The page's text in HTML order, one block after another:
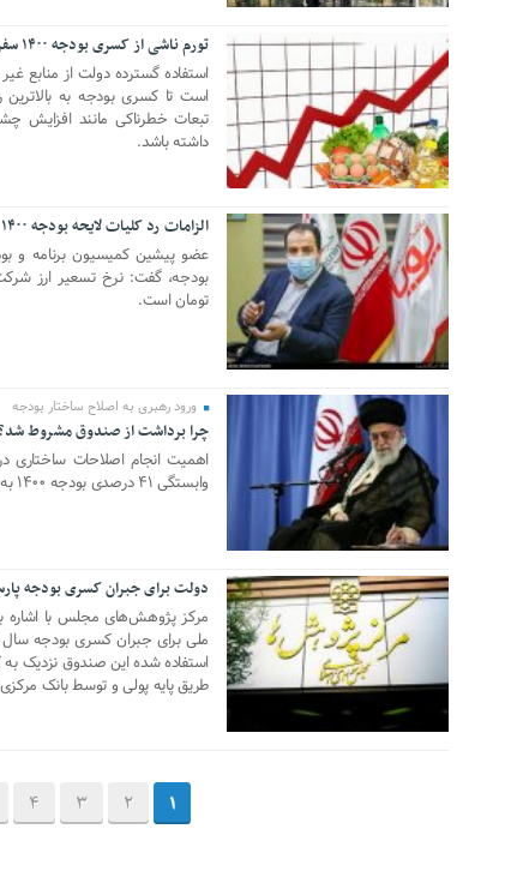
21 دسامبر 2020
تورم ناشی از کسری بودجه ۱۴۰۰ سفره مردم را چقدر کوچک‌تر می‌کند؟
است تا کسری بودجه به
داشته باشد.
19 دسامبر 2020
الزامات رد کلیات لایحه بودجه ۱۴۰۰
عضو پیشین کمیسیون برنامه و
تومان است.
ورود رهبری به اصلاح ساختار بودجه
چرا برداشت از صندوق مشروط
اهمیت انجام اصلاحات
وابستگی ۴۱ درصدی بودجه ۱۴۰۰ به درآمدهای نفتی مشهود است
دولت برای جبران کسری بودجه پارسال ۸۰ هزار میلیارد تومان پول
مرکز پژوهش‌های مجلس با اشاره
طریق پایه پولی و توسط بانک
1
2
3
4